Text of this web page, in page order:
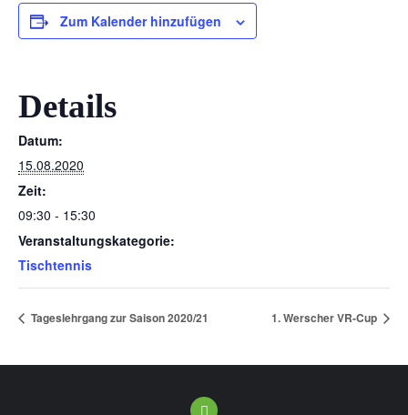
Zum Kalender hinzufügen
Details
Datum:
15.08.2020
Zeit:
09:30 - 15:30
Veranstaltungskategorie:
Tischtennis
Tageslehrgang zur Saison 2020/21 1. Werscher VR-Cup